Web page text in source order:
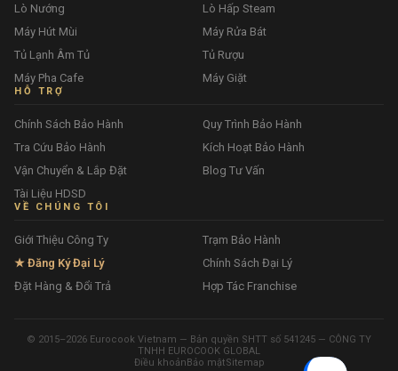
Lò Nướng
Lò Hấp Steam
Máy Hút Mùi
Máy Rửa Bát
Tủ Lạnh Âm Tủ
Tủ Rượu
Máy Pha Cafe
Máy Giặt
HỖ TRỢ
Chính Sách Bảo Hành
Quy Trình Bảo Hành
Tra Cứu Bảo Hành
Kích Hoạt Bảo Hành
Vận Chuyển & Lắp Đặt
Blog Tư Vấn
Tài Liệu HDSD
VỀ CHÚNG TÔI
Giới Thiệu Công Ty
Trạm Bảo Hành
★ Đăng Ký Đại Lý
Chính Sách Đại Lý
Đặt Hàng & Đổi Trả
Hợp Tác Franchise
© 2015–2026 Eurocook Vietnam — Bản quyền SHTT số 541245 — CÔNG TY
TNHH EUROCOOK GLOBAL
Điều khoảnBảo mậtSitemap